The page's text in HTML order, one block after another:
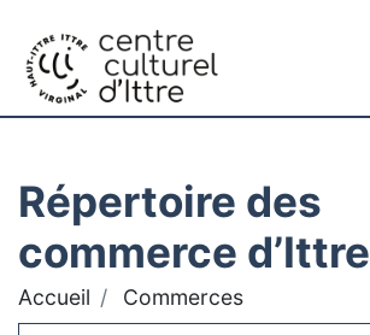
Répertoire des
commerce d’Ittre
Accueil Commerces